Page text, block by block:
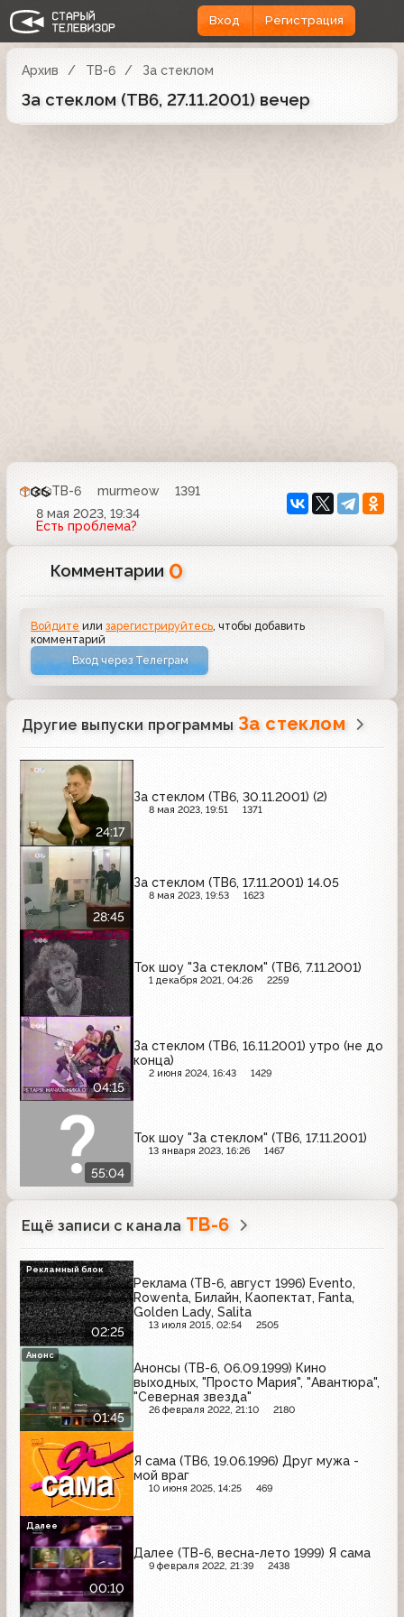
Вход Регистрация
Архив ТВ-6 За стеклом
За стеклом (ТВ6, 27.11.2001) вечер
ТВ-6 murmeow
1391
8 мая 2023, 19:34
Есть проблема?
Комментарии 0
Войдите илизарегистрируйтесь , чтобы добавить
комментарий
Вход через Телеграм
Другие выпуски программы За стеклом
24:17
За стеклом (ТВ6, 30.11.2001) (2)
8 мая 2023, 19:51 1371
28:45
За стеклом (ТВ6, 17.11.2001) 14.05
8 мая 2023, 19:53 1623
Ток шоу "За стеклом" (ТВ6, 7.11.2001)
1 декабря 2021, 04:26 2259
04:15
За стеклом (ТВ6, 16.11.2001) утро (не до
конца)
2 июня 2024, 16:43 1429
55:04
Ток шоу "За стеклом" (ТВ6, 17.11.2001)
13 января 2023, 16:26 1467
Ещё записи с канала ТВ-6
02:25
Реклама (ТВ-6, август 1996) Evento,
Rowenta, Билайн, Каопектат, Fanta,
Golden Lady, Salita
13 июля 2015, 02:54 2505
Рекламный блок
01:45
Анонсы (ТВ-6, 06.09.1999) Кино
выходных, "Просто Мария", "Авантюра",
"Северная звезда"
26 февраля 2022, 21:10 2180
Анонс
Я сама (ТВ6, 19.06.1996) Друг мужа -
мой враг
10 июня 2025, 14:25 469
00:10
Далее (ТВ-6, весна-лето 1999) Я сама
9 февраля 2022, 21:39 2438
Далее